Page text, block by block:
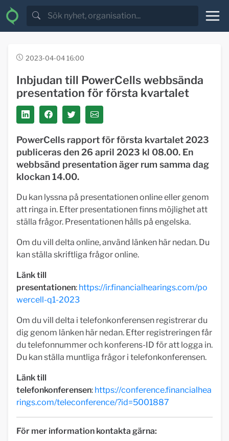
2023-04-04 16:00
Inbjudan till PowerCells webbsända
presentation för första kvartalet
PowerCells rapport för första kvartalet 2023
publiceras den 26 april 2023 kl 08.00. En
webbsänd presentation äger rum samma dag
klockan 14.00.
Du kan lyssna på presentationen online eller genom
att ringa in. Efter presentationen finns möjlighet att
ställa frågor. Presentationen hålls på engelska.
Om du vill delta online, använd länken här nedan. Du
kan ställa skriftliga frågor online.
Länk till
presentationen: https://ir.financialhearings.com/po
wercell-q1-2023
Om du vill delta i telefonkonferensen registrerar du
dig genom länken här nedan. Efter registreringen får
du telefonnummer och konferens-ID för att logga in.
Du kan ställa muntliga frågor i telefonkonferensen.
Länk till
telefonkonferensen: https://conference.financialhea
rings.com/teleconference/?id=5001887
För mer information kontakta gärna: